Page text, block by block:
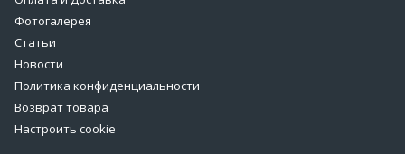
Фотогалерея
Статьи
Новости
Политика конфиденциальности
Возврат товара
Настроить cookie